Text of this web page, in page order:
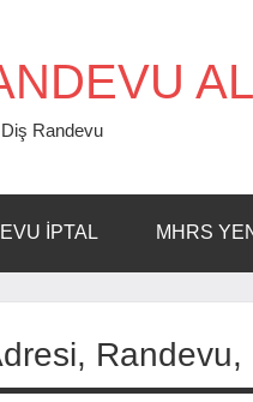
Randevu
İPTAL MHRS
Randevu,